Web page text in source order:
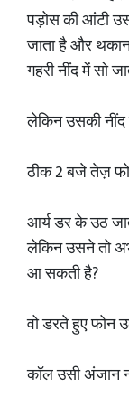
पड़ोस की आंटी
जाता है और
गहरी नींद में सो
लेकिन उसकी नींद
ठीक 2 बजे तेज़
आर्य डर के उठ
लेकिन उसने तो
आ सकती है?
वो डरते हुए फोन
कॉल उसी अंजान